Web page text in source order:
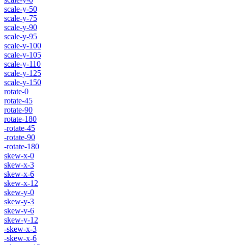
scale-y-50
scale-y-75
scale-y-90
scale-y-95
scale-y-100
scale-y-105
scale-y-110
scale-y-125
scale-y-150
rotate-0
rotate-45
rotate-90
rotate-180
-rotate-45
-rotate-90
-rotate-180
skew-x-0
skew-x-3
skew-x-6
skew-x-12
skew-y-0
skew-y-3
skew-y-6
skew-y-12
-skew-x-3
-skew-x-6